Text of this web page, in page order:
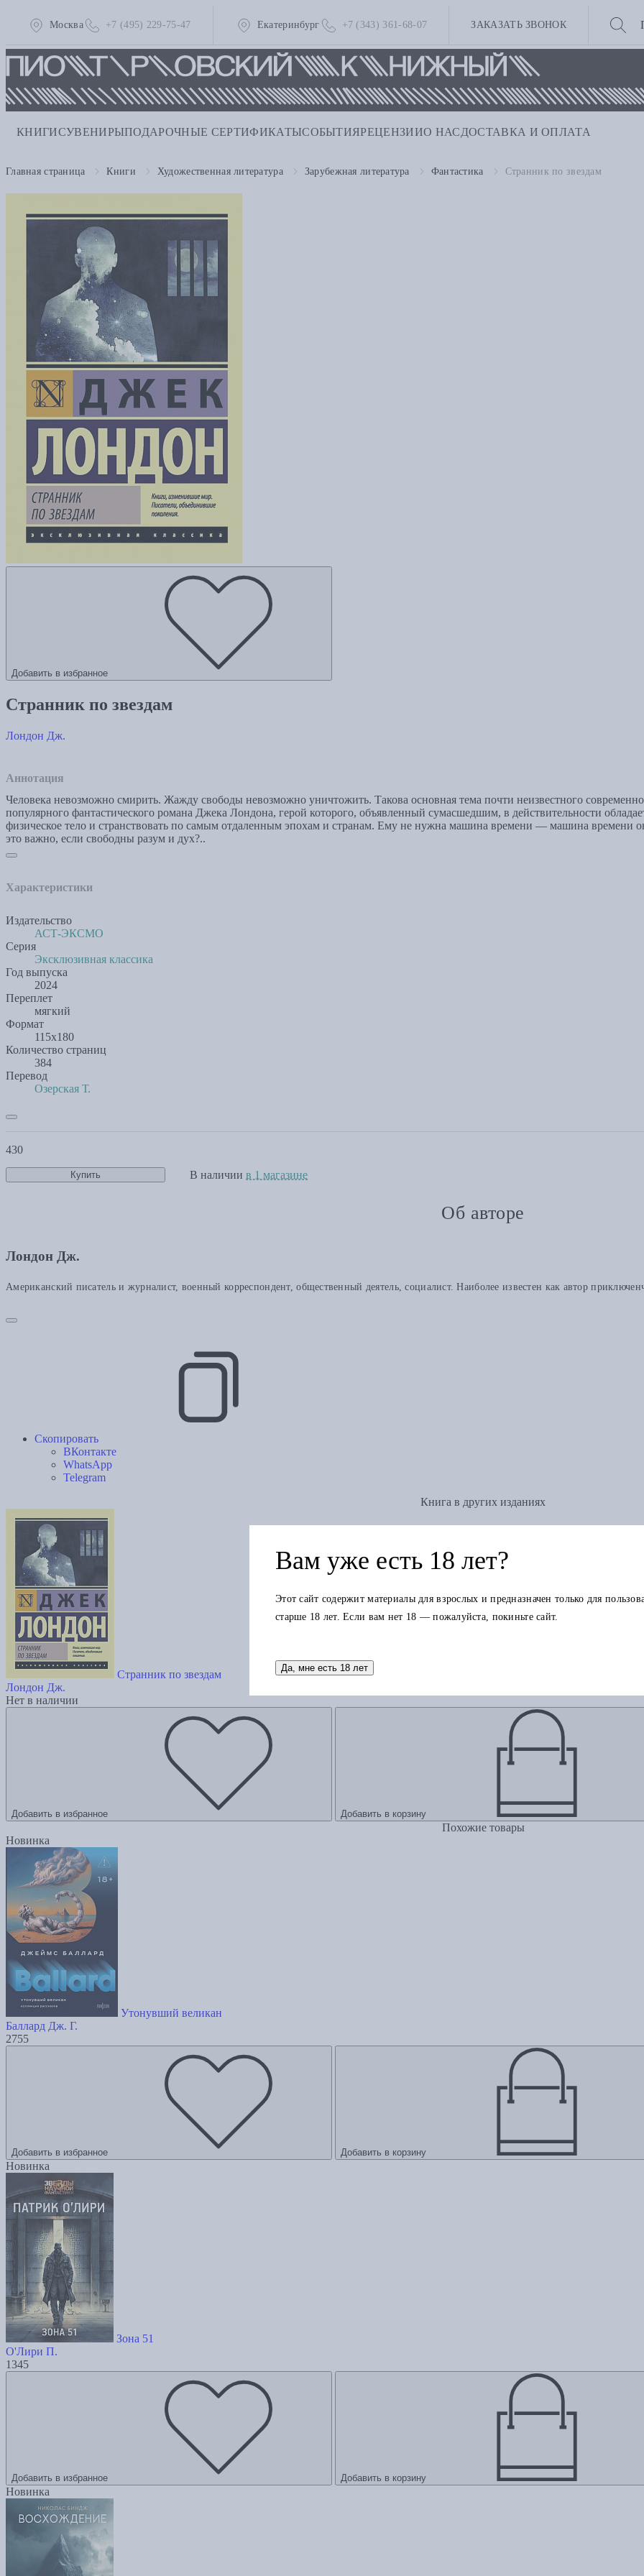
Москва +7 (495) 229-75-47 Екатеринбург +7 (343) 361-68-07 ЗАКАЗАТЬ ЗВОНОК
КНИГИСУВЕНИРЫПОДАРОЧНЫЕ СЕРТИФИКАТЫСОБЫТИЯРЕЦЕНЗИИО НАС ДОСТАВКА И ОПЛАТА
Главная страница Книги Художественная литература Зарубежная литература Фантастика Странник по звездам
Добавить в избранное
Странник по звездам
Лондон Дж.
Аннотация
Человека невозможно смирить. Жажду свободы невозможно уничтожить. Такова основная тема почти неизвестного
популярного фантастического романа Джека Лондона, герой которого, объявленный сумасшедшим, в действительности
физическое тело и странствовать по самым отдаленным эпохам и странам. Ему не нужна машина времени — машина времени
это важно, если свободны разум и дух?..
Характеристики
Издательство
АСТ-ЭКСМО
Серия
Эксклюзивная классика
Год выпуска
2024
Переплет
мягкий
Формат
115х180
Количество страниц
384
Перевод
Озерская Т.
430
Купить В наличии в 1 магазине
Об авторе
Лондон Дж.
Американский писатель и журналист, военный корреспондент, общественный деятель, социалист. Наиболее известен как автор
Скопировать
ВКонтакте
WhatsApp
Telegram
Книга в других изданиях
Странник по звездам
Лондон Дж.
Нет в наличии
Добавить в избранное Добавить в корзину
Похожие товары
Новинка
Утонувший великан
Баллард Дж. Г.
2755
Добавить в избранное Добавить в корзину
Новинка
Зона 51
О'Лири П.
1345
Добавить в избранное Добавить в корзину
Новинка
Вам уже есть 18 лет?
Этот сайт содержит материалы для взрослых и предназначен только для
старше 18 лет. Если вам нет 18 — пожалуйста, покиньте сайт.
Да, мне есть 18 лет